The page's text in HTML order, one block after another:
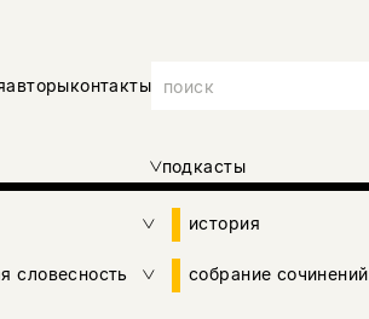
авторыконтакты
подкасты
история
словесность собрание сочинений